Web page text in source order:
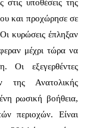
υποθέσεις της
και προχώρησε σε
κυρώσεις έπληξαν
μέχρι τώρα να
Οι εξεγερθέντες
της Ανατολικής
ρωσική βοήθεια,
περιοχών. Είναι